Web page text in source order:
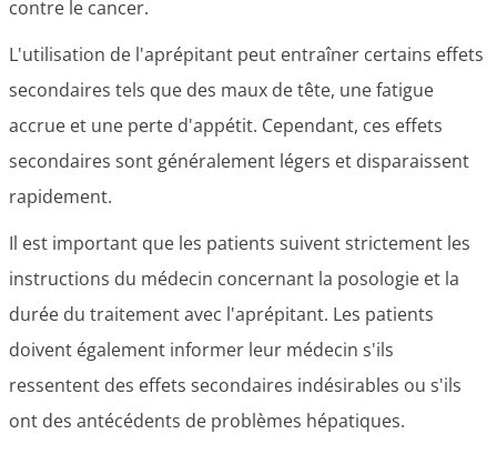
contre le cancer.
L'utilisation de l'aprépitant peut entraîner certains effets
secondaires tels que des maux de tête, une fatigue
accrue et une perte d'appétit. Cependant, ces effets
secondaires sont généralement légers et disparaissent
rapidement.
Il est important que les patients suivent strictement les
instructions du médecin concernant la posologie et la
durée du traitement avec l'aprépitant. Les patients
doivent également informer leur médecin s'ils
ressentent des effets secondaires indésirables ou s'ils
ont des antécédents de problèmes hépatiques.